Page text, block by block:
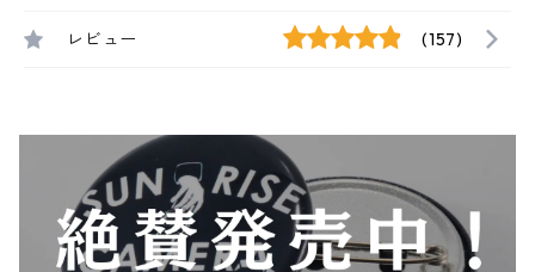
レビュー (157)